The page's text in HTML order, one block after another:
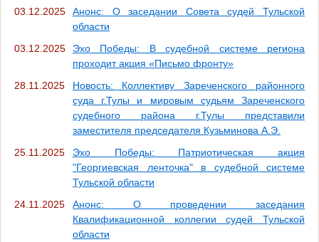
03.12.2025
Анонс: О заседании Совета судей Тульской
области
03.12.2025
Эхо Победы: В судебной системе региона
проходит акция «Письмо фронту»
28.11.2025
Новость: Коллективу Зареченского районного
суда г.Тулы и мировым судьям Зареченского
судебного района г.Тулы представили
заместителя председателя Кузьминова А.Э.
25.11.2025
Эхо Победы: Патриотическая акция
"Георгиевская ленточка" в судебной системе
Тульской области
24.11.2025
Анонс: О проведении заседания
Квалификационной коллегии судей Тульской
области